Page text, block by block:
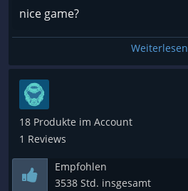
nice game?
Weiterlesen
18 Produkte im Account
1 Reviews
Empfohlen
3538 Std. insgesamt